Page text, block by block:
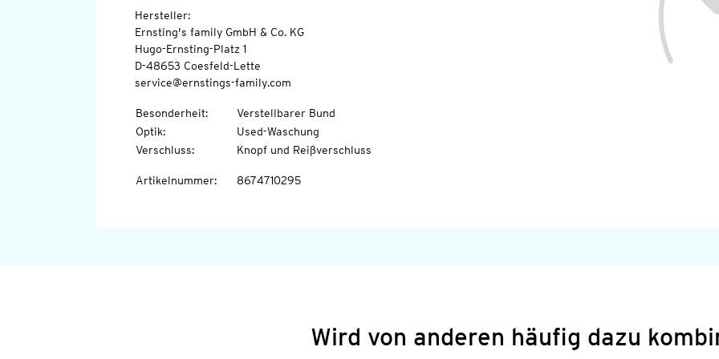
Hersteller:
Ernsting's family GmbH & Co. KG
Hugo-Ernsting-Platz 1
D-48653 Coesfeld-Lette
service@ernstings-family.com
Besonderheit:
Verstellbarer Bund
Optik:
Used-Waschung
Verschluss: Knopf und Reißverschluss
Artikelnummer: 8674710295
Wird von anderen häufig dazu